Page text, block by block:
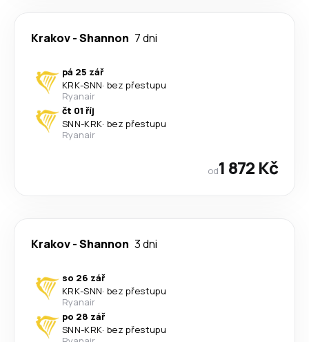
Krakov-Shannon 7 dni
pá 25 zář
KRK-SNN· bez přestupu
Ryanair
čt 01 říj
SNN-KRK· bez přestupu
Ryanair
od1 872 Kč
Krakov-Shannon 3 dni
so 26 zář
KRK-SNN· bez přestupu
Ryanair
po 28 zář
SNN-KRK· bez přestupu